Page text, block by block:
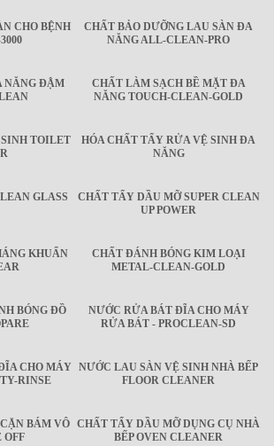
CHO BỆNH
CHẤT BẢO DƯỠNG LAU SÀN ĐA
NĂNG ALL-CLEAN-PRO
NĂNG ĐẬM
CHẤT LÀM SẠCH BỀ MẶT ĐA
NĂNG TOUCH-CLEAN-GOLD
TOILET
HÓA CHẤT TẨY RỬA VỆ SINH ĐA
NĂNG
GLASS
CHẤT TẨY DẦU MỠ SUPER CLEAN
UP POWER
KHUẨN
CHẤT ĐÁNH BÓNG KIM LOẠI
METAL-CLEAN-GOLD
BÓNG ĐỒ
NƯỚC RỬA BÁT ĐĨA CHO MÁY
RỬA BÁT - PROCLEAN-SD
CHO MÁY
RINSE
NƯỚC LAU SÀN VỆ SINH NHÀ BẾP
FLOOR CLEANER
BÁM VÔ
OFF
CHẤT TẨY DẦU MỠ DỤNG CỤ NHÀ
BẾP OVEN CLEANER